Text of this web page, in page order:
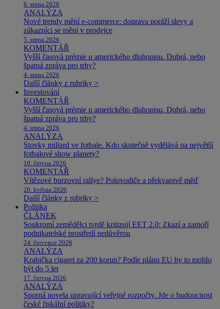
6. srpna 2026
ANALÝZA
Nové trendy mění e-commerce: doprava poráží slevy a
zákazníci se mění v prodejce
5. srpna 2026
KOMENTÁŘ
Vyšší časová prémie u amerického dluhopisu. Dobrá, nebo
špatná zpráva pro trhy?
4. srpna 2026
Další články z rubriky >
Investování
KOMENTÁŘ
Vyšší časová prémie u amerického dluhopisu. Dobrá, nebo
špatná zpráva pro trhy?
4. srpna 2026
ANALÝZA
Stovky miliard ve fotbale. Kdo skutečně vydělává na největší
fotbalové show planety?
10. června 2026
KOMENTÁŘ
Vítězové burzovní rallye? Polovodiče a překvapivě měď
20. května 2026
Další články z rubriky >
Politika
ČLÁNEK
Soukromí zemědělci tvrdě kritizují EET 2.0: Zkazí a zamoří
podnikatelské prostředí nedůvěrou
24. července 2026
ANALÝZA
Krabička cigaret za 200 korun? Podle plánu EU by to mohlo
být do 5 let
17. června 2026
ANALÝZA
Sporná novela upravující veřejné rozpočty. Jde o budoucnost
české fiskální politiky?